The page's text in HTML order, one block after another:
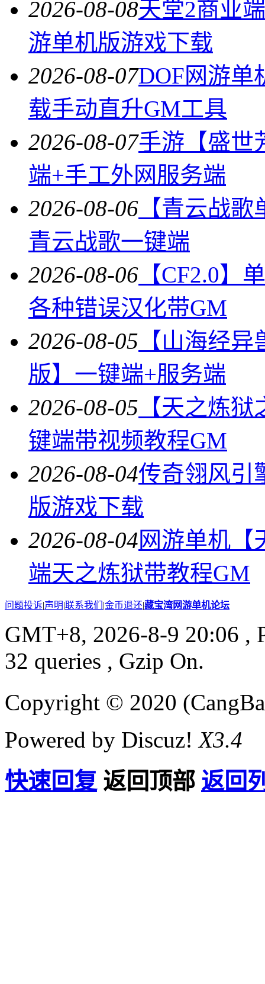
2026-08-08天堂2商业
游单机版游戏下载
2026-08-07DOF网游单
载手动直升GM工具
2026-08-07手游【盛世
端+手工外网服务端
2026-08-06 【青云战
青云战歌一键端
2026-08-06 【CF2.0】
各种错误汉化带GM
2026-08-05 【山海经
版】一键端+服务端
2026-08-05 【天之炼
键端带视频教程GM
2026-08-04传奇翎风引
版游戏下载
2026-08-04网游单机【
端天之炼狱带教程GM
问题投诉|声明|联系我们 |金币退还|藏宝湾网游单机论坛
GMT+8, 2026-8-9 20:06 ,
32 queries , Gzip On.
Copyright © 2020
Powered by Discuz!X3.4
快速回复 返回顶部 返回